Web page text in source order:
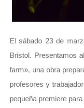
El sábado 23 de
Bristol. Presentamos
farm», una obra
profesores y
pequeña premiere